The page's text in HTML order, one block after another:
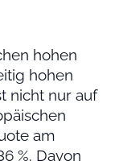
hohen
hohen
nicht nur auf
am
%. Davon